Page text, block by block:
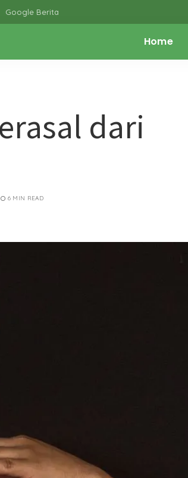
Google Berita
Home
dari
6 MIN READ